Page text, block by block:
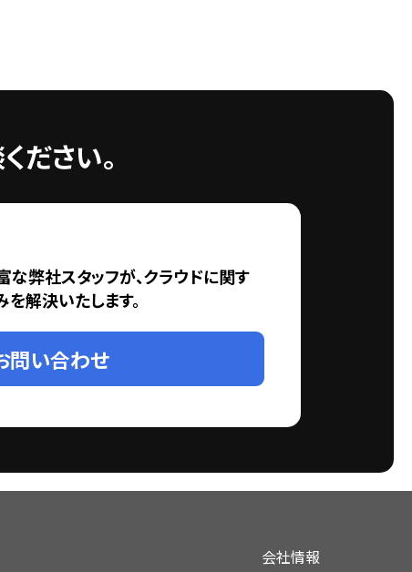
ださい。
な弊社スタッフが、クラウドに関す
を解決いたします。
問い合わせ
会社情報